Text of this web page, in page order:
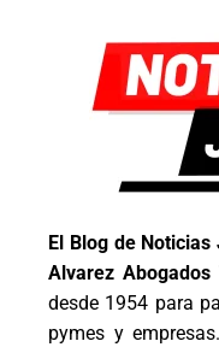
El Blog de
Alvarez Abogados
desde 1954 para
pymes y